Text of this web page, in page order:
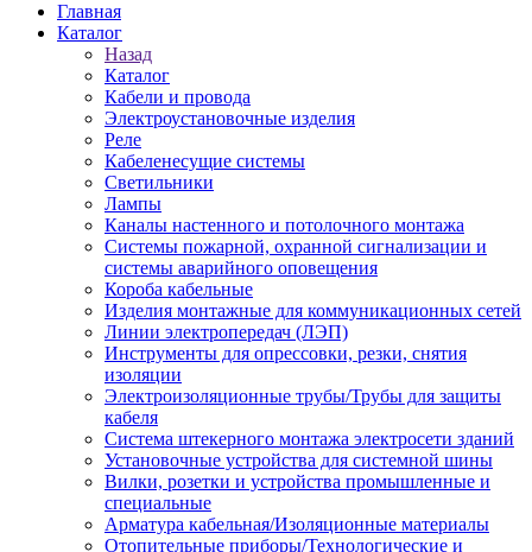
Главная
Каталог
Назад
Каталог
Кабели и провода
Электроустановочные изделия
Реле
Кабеленесущие системы
Светильники
Лампы
Каналы настенного и потолочного монтажа
Системы пожарной, охранной сигнализации и
системы аварийного оповещения
Короба кабельные
Изделия монтажные для коммуникационных сетей
Линии электропередач (ЛЭП)
Инструменты для опрессовки, резки, снятия
изоляции
Электроизоляционные трубы/Трубы для защиты
кабеля
Система штекерного монтажа электросети зданий
Установочные устройства для системной шины
Вилки, розетки и устройства промышленные и
специальные
Арматура кабельная/Изоляционные материалы
Отопительные приборы/Технологические и